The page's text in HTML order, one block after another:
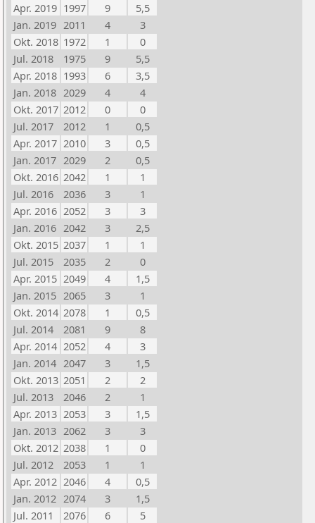
Apr. 2019 1997 9
5,5
Jan. 2019 2011 4
3
Okt. 2018 1972 1
0
Jul. 2018
1975 9
5,5
Apr. 2018 1993 6
3,5
Jan. 2018 2029 4
4
Okt. 2017 2012 0
0
Jul. 2017
2012 1
0,5
Apr. 2017 2010 3
0,5
Jan. 2017 2029 2
0,5
Okt. 2016 2042 1
1
Jul. 2016
2036 3
1
Apr. 2016 2052 3
3
Jan. 2016 2042 3
2,5
Okt. 2015 2037 1
1
Jul. 2015
2035 2
0
Apr. 2015 2049 4
1,5
Jan. 2015 2065 3
1
Okt. 2014 2078 1
0,5
Jul. 2014
2081 9
8
Apr. 2014 2052 4
3
Jan. 2014 2047 3
1,5
Okt. 2013 2051 2
2
Jul. 2013
2046 2
1
Apr. 2013 2053 3
1,5
Jan. 2013 2062 3
3
Okt. 2012 2038 1
0
Jul. 2012
2053 1
1
Apr. 2012 2046 4
0,5
Jan. 2012 2074 3
1,5
Jul. 2011
2076 6
5